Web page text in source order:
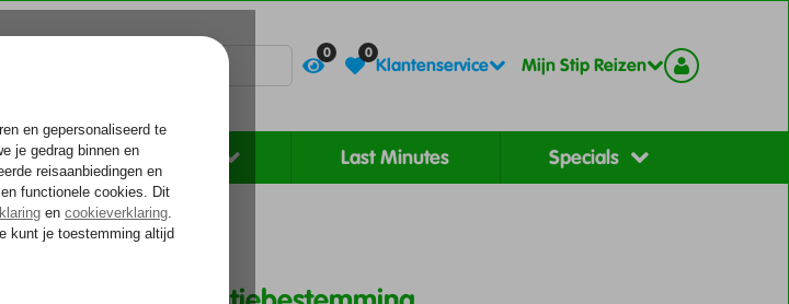
0 0
Klantenservice Mijn Stip Reizen
Zonvakantie Last Minutes Specials
als thuiskomen...